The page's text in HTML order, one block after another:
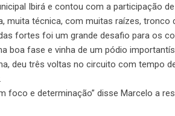
Ibirá e contou com a participação
muita técnica, com muitas raízes, tronco
fortes foi um grande desafio para os
boa fase e vinha de um pódio
deu três voltas no circuito com tempo
foco e determinação” disse Marcelo a